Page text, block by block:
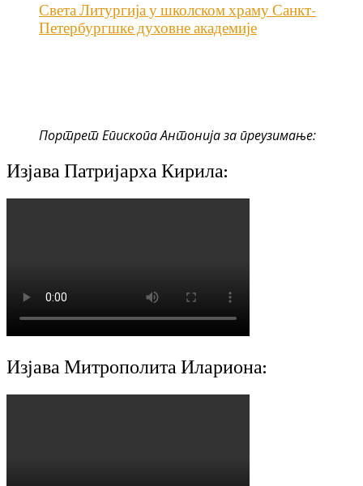
Света Литургија у школском храму Санкт-
Петербургшке духовне академије
Портрет Епископа Антонија за преузимање:
Изјава Патријарха Кирила:
Изјава Митрополита Илариона: